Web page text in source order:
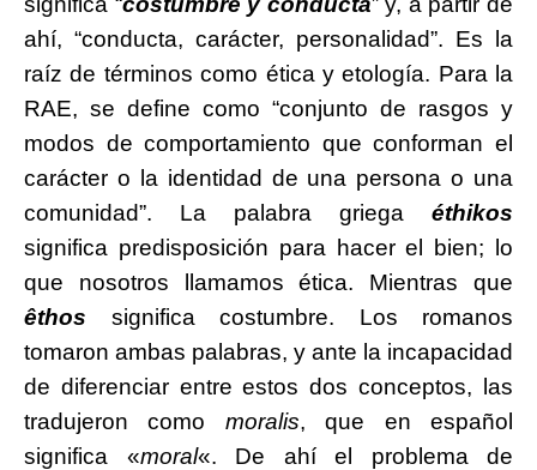
ahí, “conducta, carácter, personalidad”. Es la
raíz de términos como ética y etología. Para la
RAE, se define como “conjunto de rasgos y
modos de comportamiento que conforman el
carácter o la identidad de una persona o una
comunidad”. La palabra griega éthikos
significa predisposición para hacer el bien; lo
que nosotros llamamos ética. Mientras que
êthos significa costumbre. Los romanos
tomaron ambas palabras, y ante la incapacidad
de diferenciar entre estos dos conceptos, las
tradujeron como moralis, que en español
significa «moral«. De ahí el problema de